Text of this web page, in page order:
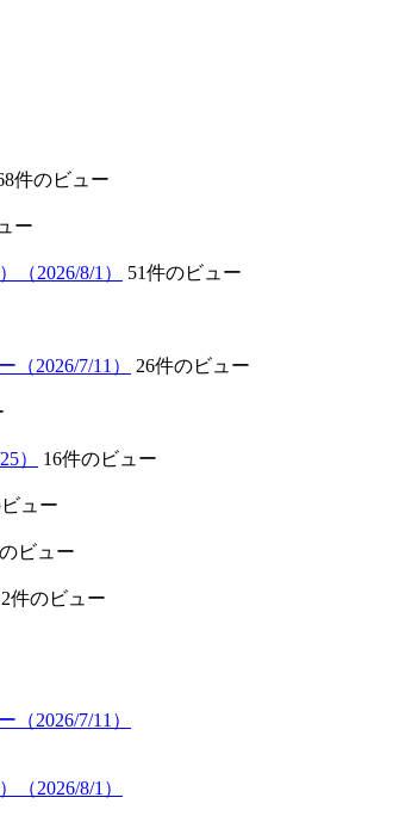
件のビュー
ー
2026/8/1） 51件のビュー
2026/7/11） 26件のビュー
） 16件のビュー
ュー
ビュー
件のビュー
2026/7/11）
2026/8/1）